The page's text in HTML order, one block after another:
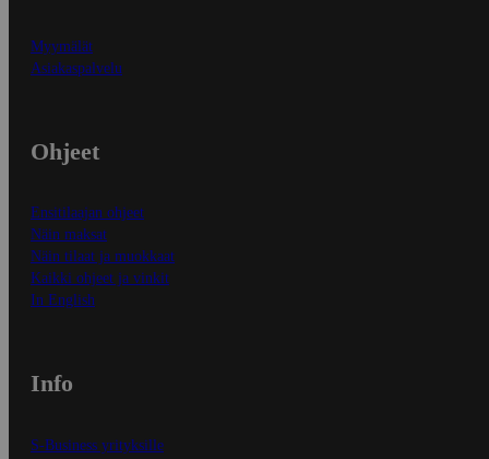
Myymälät
Asiakaspalvelu
Ohjeet
Ensitilaajan ohjeet
Näin maksat
Näin tilaat ja muokkaat
Kaikki ohjeet ja vinkit
In English
Info
S-Business yrityksille